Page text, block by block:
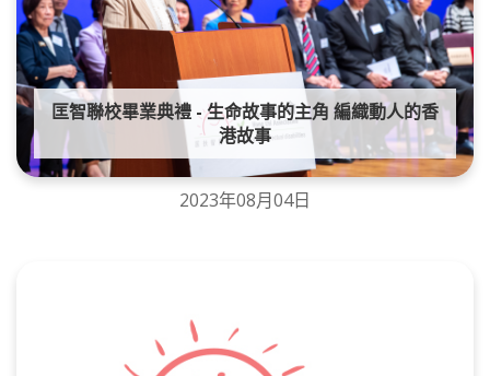
匡智聯校畢業典禮 - 生命故事的主角 編織動人的香
港故事
2023年08月04日